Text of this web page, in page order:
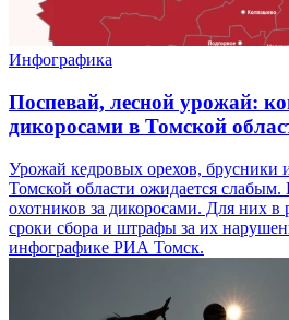
Инфографика
Поспевай, лесной урожай:
дикоросами в Томской
Урожай кедровых орехов, брусники
Томской области ожидается слабым.
охотников за дикоросами. Для них в
сроки сбора и штрафы за их
инфографике РИА Томск.